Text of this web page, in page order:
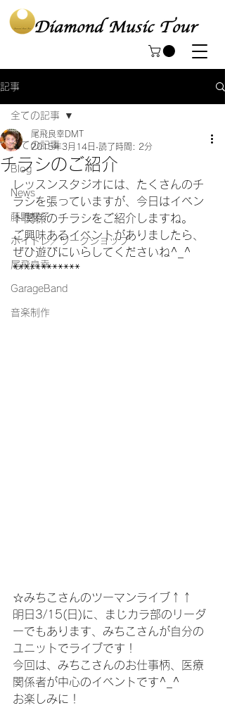
記事
全ての記事
Blog
News
藤野櫻子
ボイトレ／ワークショップ
尾飛良幸
GarageBand
音楽制作
全ての記事
チラシのご紹介
尾飛良幸DMT
2015年3月14日 読了時間: 2分
レッスンスタジオには、たくさんのチ
ラシを張っていますが、今日はイベン
ト関係のチラシをご紹介しますね。
ご興味あるイベントがありましたら、
ぜひ遊びにいらしてくださいね^_^
************
☆みちこさんのツーマンライブ↑↑
明日3/15(日)に、まじカラ部のリーダ
ーでもあります、みちこさんが自分の
ユニットでライブです！
今回は、みちこさんのお仕事柄、医療
関係者が中心のイベントです^_^
お楽しみに！